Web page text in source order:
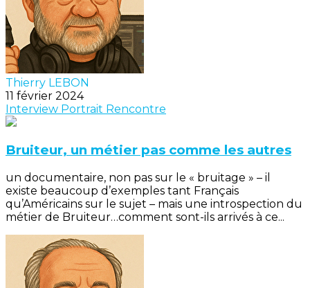
Thierry LEBON
11 février 2024
Interview Portrait Rencontre
Bruiteur, un métier pas comme les autres
un documentaire, non pas sur le « bruitage » – il
existe beaucoup d’exemples tant Français
qu’Américains sur le sujet – mais une introspection du
métier de Bruiteur…comment sont-ils arrivés à ce...